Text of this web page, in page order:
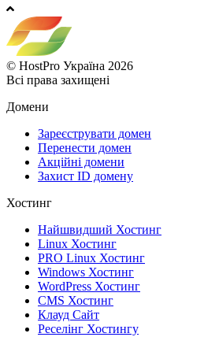
© HostPro Україна 2026
Всі права захищені
Домени
Зареєструвати домен
Перенести домен
Акційні домени
Захист ID домену
Хостинг
Найшвидший Хостинг
Linux Хостинг
PRO Linux Хостинг
Windows Хостинг
WordPress Хостинг
CMS Хостинг
Клауд Сайт
Реселінг Хостингу